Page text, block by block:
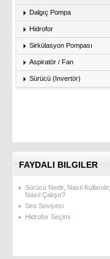
Dalgıç Pompa
Hidrofor
Sirkülasyon Pompası
Aspiratör / Fan
Sürücü (Invertör)
FAYDALI BILGILER
Sürücü Nedir, Nasıl Kullanılır,
Nasıl Çalışır?
Ses Seviyesi
Hidrofor Seçimi